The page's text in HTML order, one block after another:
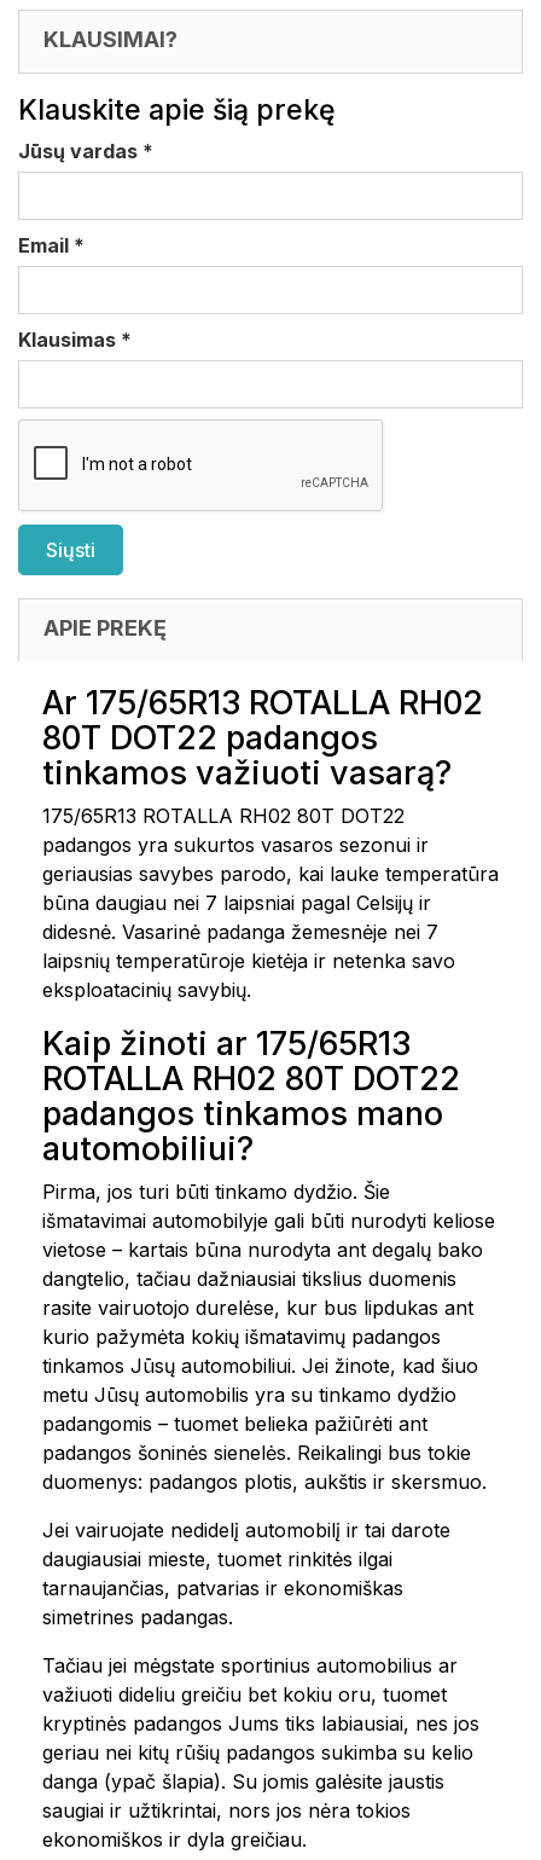
KLAUSIMAI?
Klauskite apie šią prekę
Jūsų vardas *
Email *
Klausimas *
APIE PREKĘ
Ar 175/65R13 ROTALLA RH02
80T DOT22 padangos
tinkamos važiuoti vasarą?
175/65R13 ROTALLA RH02 80T DOT22
padangos yra sukurtos vasaros sezonui ir
geriausias savybes parodo, kai lauke temperatūra
būna daugiau nei 7 laipsniai pagal Celsijų ir
didesnė. Vasarinė padanga žemesnėje nei 7
laipsnių temperatūroje kietėja ir netenka savo
eksploatacinių savybių.
Kaip žinoti ar 175/65R13
ROTALLA RH02 80T DOT22
padangos tinkamos mano
automobiliui?
Pirma, jos turi būti tinkamo dydžio. Šie
išmatavimai automobilyje gali būti nurodyti keliose
vietose – kartais būna nurodyta ant degalų bako
dangtelio, tačiau dažniausiai tikslius duomenis
rasite vairuotojo durelėse, kur bus lipdukas ant
kurio pažymėta kokių išmatavimų padangos
tinkamos Jūsų automobiliui. Jei žinote, kad šiuo
metu Jūsų automobilis yra su tinkamo dydžio
padangomis – tuomet belieka pažiūrėti ant
padangos šoninės sienelės. Reikalingi bus tokie
duomenys: padangos plotis, aukštis ir skersmuo.
Jei vairuojate nedidelį automobilį ir tai darote
daugiausiai mieste, tuomet rinkitės ilgai
tarnaujančias, patvarias ir ekonomiškas
simetrines padangas.
Tačiau jei mėgstate sportinius automobilius ar
važiuoti dideliu greičiu bet kokiu oru, tuomet
kryptinės padangos Jums tiks labiausiai, nes jos
geriau nei kitų rūšių padangos sukimba su kelio
danga (ypač šlapia). Su jomis galėsite jaustis
saugiai ir užtikrintai, nors jos nėra tokios
ekonomiškos ir dyla greičiau.